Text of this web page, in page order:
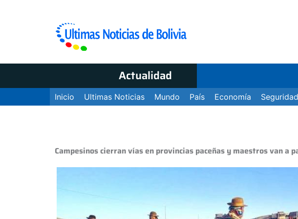
Actualidad
Inicio Ultimas Noticias Mundo País Economía Seguridad
Campesinos cierran vías en provincias paceñas y maestros van a